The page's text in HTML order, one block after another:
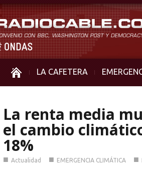
LA CAFETERA
La renta media
el cambio
18%
■ Actualidad ■ EMERGENCIA CLIMÁTICA ■